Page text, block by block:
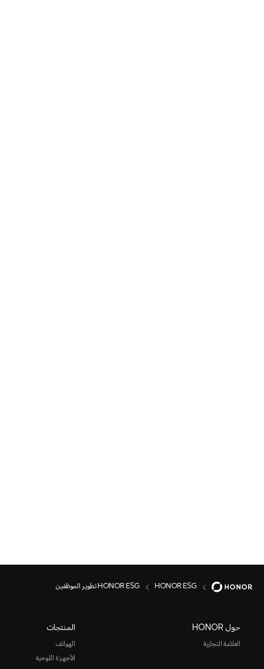
HONOR ESG HONOR ESG تطوير الموظفين
حول HONOR
العلامة التجارية
المنتجات
الهواتف
الأجهزة اللوحية